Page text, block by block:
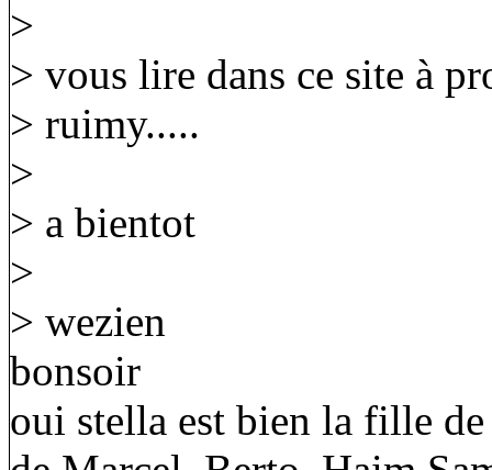
>
> vous lire dans ce site à
> ruimy.....
>
> a bientot
>
> wezien
bonsoir
oui stella est bien la fille